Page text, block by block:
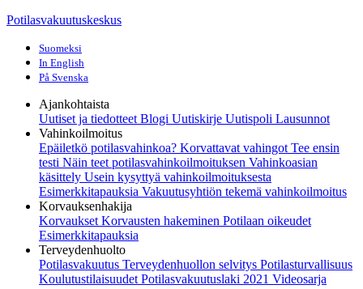
Potilasvakuutuskeskus
Suomeksi
In English
På Svenska
Ajankohtaista
Uutiset ja tiedotteet Blogi Uutiskirje Uutispoli Lausunnot
Vahinkoilmoitus
Epäiletkö potilasvahinkoa? Korvattavat vahingot Tee ensin
testi Näin teet potilasvahinkoilmoituksen Vahinkoasian
käsittely Usein kysyttyä vahinkoilmoituksesta
Esimerkkitapauksia Vakuutusyhtiön tekemä vahinkoilmoitus
Korvauksenhakija
Korvaukset Korvausten hakeminen Potilaan oikeudet
Esimerkkitapauksia
Terveydenhuolto
Potilasvakuutus Terveydenhuollon selvitys Potilasturvallisuus
Koulutustilaisuudet Potilasvakuutuslaki 2021 Videosarja